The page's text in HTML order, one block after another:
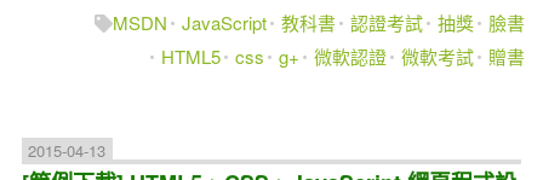
MSDN
JavaScript 教科書 認證考試 抽獎
臉書
HTML5 css g+ 微軟認證 微軟考試 贈書
2015-04-13